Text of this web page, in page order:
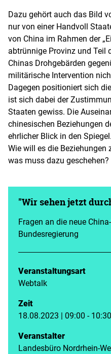
Dazu gehört auch das Bild
nur von einer Handvoll
von China im Rahmen der
abtrünnige Provinz und Teil
Chinas Drohgebärden
militärische Intervention
Dagegen positioniert sich
ist sich dabei der
Staaten gewiss. Die
chinesischen Beziehungen
ehrlicher Blick in den
Wie will es die Beziehungen
was muss dazu geschehen?
"Wir sehen jetzt
Fragen an die neue
Bundesregierung
Veranstaltungsart
Webtalk
Zeit
18.08.2023 | 09:00 - 10:30
Veranstalter
Landesbüro Nordrhein-